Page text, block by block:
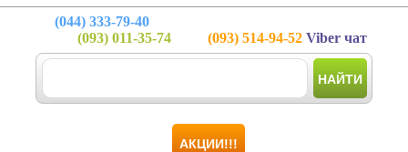
(044) 333-79-40
(093) 011-35-74 (093) 514-94-52 Viber чат
НАЙТИ
АКЦИИ!!!